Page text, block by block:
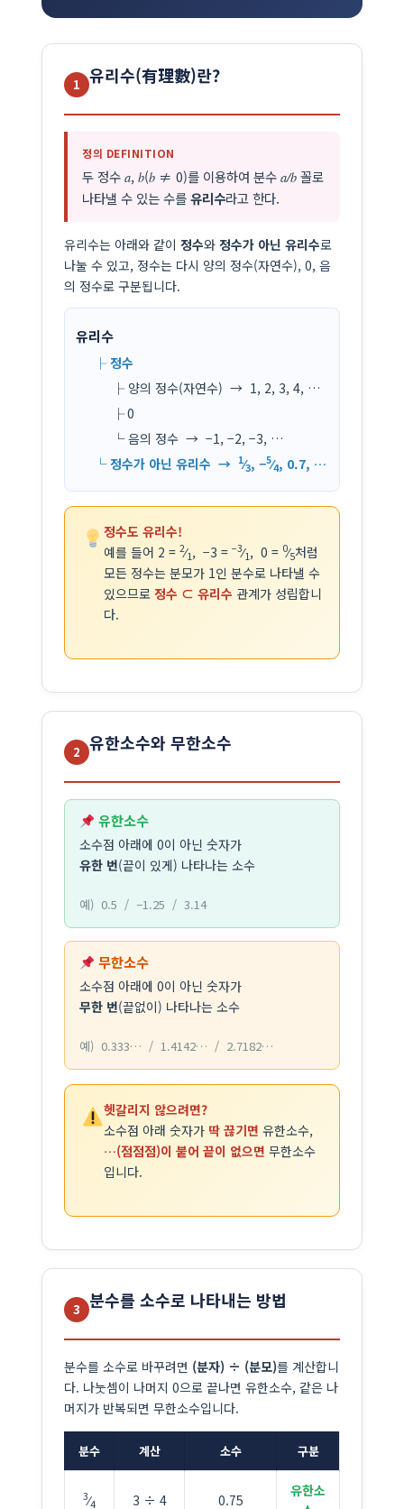
1 유리수(有理數)란?
정의 DEFINITION
두 정수 a, b(b ≠ 0)를 이용하여 분수 a/b 꼴로
나타낼 수 있는 수를유리수라고 한다.
유리수는 아래와 같이 정수와 정수가 아닌 유리수로
나눌 수 있고, 정수는 다시 양의 정수(자연수), 0, 음
의 정수로 구분됩니다.
유리수
├ 정수
├ 양의 정수(자연수) → 1, 2, 3, 4, …
├ 0
└ 음의 정수 → −1, −2, −3, …
└ 정수가 아닌 유리수 → 1⁄3, −5⁄4, 0.7, …
정수도 유리수!
예를 들어 2 =2⁄1 , −3 =−3⁄1 , 0 = 0⁄5처럼
모든 정수는 분모가 1인 분수로 나타낼 수
있으므로정수 ⊂ 유리수 관계가 성립합니
다.
2 유한소수와 무한소수
유한소수
소수점 아래에 0이 아닌 숫자가
유한 번(끝이 있게) 나타나는 소수
예) 0.5 / −1.25 / 3.14
무한소수
소수점 아래에 0이 아닌 숫자가
무한 번(끝없이) 나타나는 소수
예) 0.333… / 1.4142… / 2.7182…
헷갈리지 않으려면?
소수점 아래 숫자가 딱 끊기면 유한소수,
…(점점점)이 붙어 끝이 없으면 무한소수
입니다.
3 분수를 소수로 나타내는 방법
분수를 소수로 바꾸려면 (분자) ÷ (분모)를 계산합니
다. 나눗셈이 나머지 0으로 끝나면 유한소수, 같은 나
머지가 반복되면 무한소수입니다.
분수 계산 소수 구분
3⁄4 3 ÷ 4 0.75
유한소